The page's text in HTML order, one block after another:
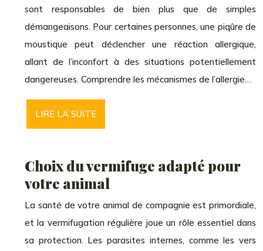
sont responsables de bien plus que de simples
démangeaisons. Pour certaines personnes, une piqûre de
moustique peut déclencher une réaction allergique,
allant de l’inconfort à des situations potentiellement
dangereuses. Comprendre les mécanismes de l’allergie…
LIRE LA SUITE
Choix du vermifuge adapté pour
votre animal
La santé de votre animal de compagnie est primordiale,
et la vermifugation régulière joue un rôle essentiel dans
sa protection. Les parasites internes, comme les vers